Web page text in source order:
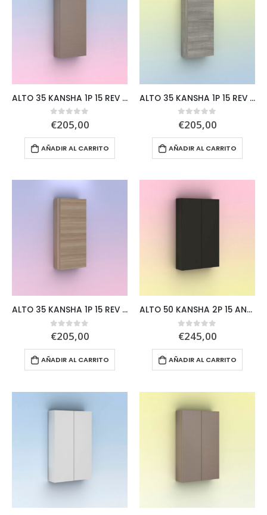
ALTO 35 KANSHA 1P 15 REV DCH FUMÉ ARE
0out of 5
€205,00
AÑADIR AL CARRITO
ALTO 35 KANSHA 1P 15 REV DCH GRIS ARE
0out of 5
€205,00
AÑADIR AL CARRITO
ALTO 35 KANSHA 1P 15 REV DCH NOGAL ARE
0out of 5
€205,00
AÑADIR AL CARRITO
ALTO 50 KANSHA 2P 15 ANTRACITA
0out of 5
€245,00
AÑADIR AL CARRITO